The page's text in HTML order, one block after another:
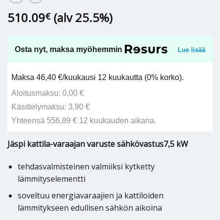
510.09€ (alv 25.5%)
Osta nyt, maksa myöhemmin Lue lisää
Maksa 46,40 €/kuukausi 12 kuukautta (0% korko).
Aloitusmaksu: 0,00 €
Käsittelymaksu: 3,90 €
Yhteensä 556,89 € 12 kuukauden aikana.
Jäspi kattila-varaajan varuste sähkövastus7,5 kW
tehdasvalmisteinen valmiiksi kytketty
lämmityselementti
soveltuu energiavaraajien ja kattiloiden
lämmitykseen edullisen sähkön aikoina